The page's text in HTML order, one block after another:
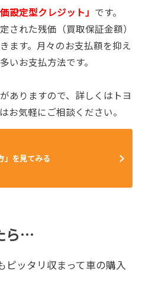
設定型クレジット」 です。
された残価（買取保証金額）
ます。月々のお支払額を抑え
いお支払方法です。
ありますので、詳しくはトヨ
お気軽にご相談ください。
」を見てみる
ら…
ピッタリ収まって車の購入